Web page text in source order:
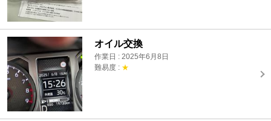
オイル交換
作業日 : 2025年6月8日
難易度 : ★